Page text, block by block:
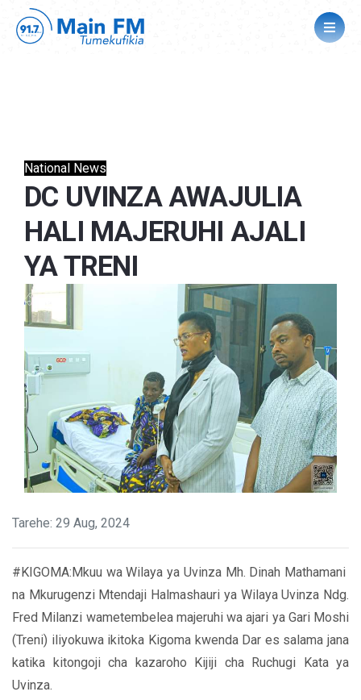
National News
DC UVINZA AWAJULIA
HALI MAJERUHI AJALI
YA TRENI
Tarehe: 29 Aug, 2024
#KIGOMA:Mkuu wa Wilaya ya Uvinza Mh. Dinah Mathamani
na Mkurugenzi Mtendaji Halmashauri ya Wilaya Uvinza Ndg.
Fred Milanzi wametembelea majeruhi wa ajari ya Gari Moshi
(Treni) iliyokuwa ikitoka Kigoma kwenda Dar es salama jana
katika kitongoji cha kazaroho Kijiji cha Ruchugi Kata ya
Uvinza.